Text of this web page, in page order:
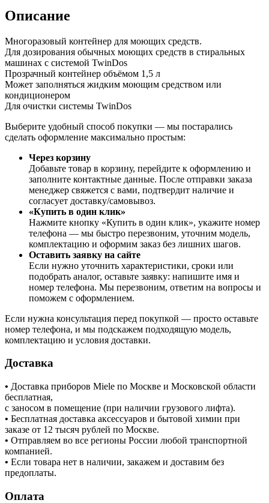
Описание
Многоразовый контейнер для моющих средств.
Для дозирования обычных моющих средств в стиральных
машинах с системой TwinDos
Прозрачный контейнер объёмом 1,5 л
Может заполняться жидким моющим средством или
кондиционером
Для очистки системы TwinDos
Выберите удобный способ покупки — мы постарались
сделать оформление максимально простым:
Через корзину
Добавьте товар в корзину, перейдите к оформлению и
заполните контактные данные. После отправки заказа
менеджер свяжется с вами, подтвердит наличие и
согласует доставку/самовывоз.
«Купить в один клик»
Нажмите кнопку «Купить в один клик», укажите номер
телефона — мы быстро перезвоним, уточним модель,
комплектацию и оформим заказ без лишних шагов.
Оставить заявку на сайте
Если нужно уточнить характеристики, сроки или
подобрать аналог, оставьте заявку: напишите имя и
номер телефона. Мы перезвоним, ответим на вопросы и
поможем с оформлением.
Если нужна консультация перед покупкой — просто оставьте
номер телефона, и мы подскажем подходящую модель,
комплектацию и условия доставки.
Доставка
• Доставка приборов Miele по Москве и Московской области
бесплатная,
с заносом в помещение (при наличии грузового лифта).
• Бесплатная доставка аксессуаров и бытовой химии при
заказе от 12 тысяч рублей по Москве.
• Отправляем во все регионы России любой транспортной
компанией.
• Если товара нет в наличии, закажем и доставим без
предоплаты.
Оплата